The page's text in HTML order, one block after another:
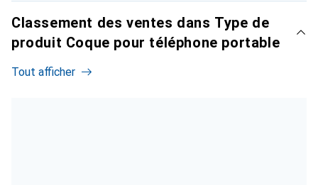
Classement des ventes dans Type de
produit Coque pour téléphone portable
Tout afficher